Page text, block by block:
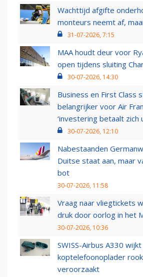
Wachttijd afgifte
monteurs neemt af,
31-07-2026, 7:15
MAA houdt deur voor
open tijdens sluiting
30-07-2026, 14:30
Business en First Class
belangrijker voor Air
‘investering betaalt zich
30-07-2026, 12:10
Nabestaanden
Duitse staat aan, maar
bot
30-07-2026, 11:58
Vraag naar vliegtickets
druk door oorlog in het
30-07-2026, 10:36
SWISS-Airbus A330
koptelefoonoplader
veroorzaakt